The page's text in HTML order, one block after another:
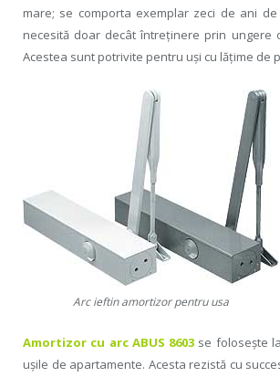
mare; se comporta exemplar zeci de ani
necesită doar decât întreţinere prin ungere
Acestea sunt potrivite pentru uşi cu lăţime de
Arc ieftin amortizor pentru usa
Amortizor cu arc ABUS 8603 se foloseşte
uşile de apartamente. Acesta rezistă cu